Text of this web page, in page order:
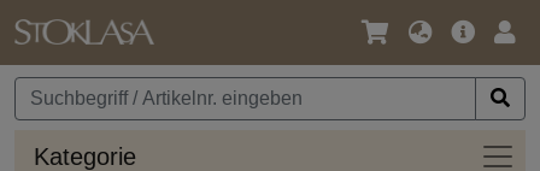
Sprache
Währung
Kategorie